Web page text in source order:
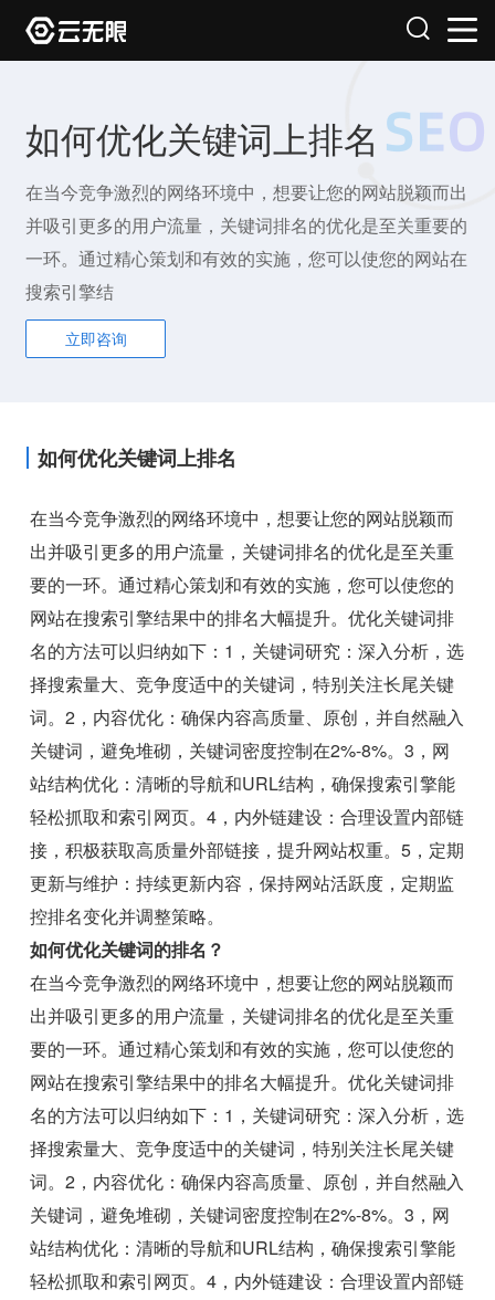
如何优化关键词上排名
在当今竞争激烈的网络环境中，想要让您的网站脱颖而出
并吸引更多的用户流量，关键词排名的优化是至关重要的
一环。通过精心策划和有效的实施，您可以使您的网站在
搜索引擎结
立即咨询
如何优化关键词上排名
在当今竞争激烈的网络环境中，想要让您的网站脱颖而
出并吸引更多的用户流量，关键词排名的优化是至关重
要的一环。通过精心策划和有效的实施，您可以使您的
网站在搜索引擎结果中的排名大幅提升。优化关键词排
名的方法可以归纳如下：1，关键词研究：深入分析，选
择搜索量大、竞争度适中的关键词，特别关注长尾关键
词。2，内容优化：确保内容高质量、原创，并自然融入
关键词，避免堆砌，关键词密度控制在2%-8%。3，网
站结构优化：清晰的导航和URL结构，确保搜索引擎能
轻松抓取和索引网页。4，内外链建设：合理设置内部链
接，积极获取高质量外部链接，提升网站权重。5，定期
更新与维护：持续更新内容，保持网站活跃度，定期监
控排名变化并调整策略。
如何优化关键词的排名？
在当今竞争激烈的网络环境中，想要让您的网站脱颖而
出并吸引更多的用户流量，关键词排名的优化是至关重
要的一环。通过精心策划和有效的实施，您可以使您的
网站在搜索引擎结果中的排名大幅提升。优化关键词排
名的方法可以归纳如下：1，关键词研究：深入分析，选
择搜索量大、竞争度适中的关键词，特别关注长尾关键
词。2，内容优化：确保内容高质量、原创，并自然融入
关键词，避免堆砌，关键词密度控制在2%-8%。3，网
站结构优化：清晰的导航和URL结构，确保搜索引擎能
轻松抓取和索引网页。4，内外链建设：合理设置内部链